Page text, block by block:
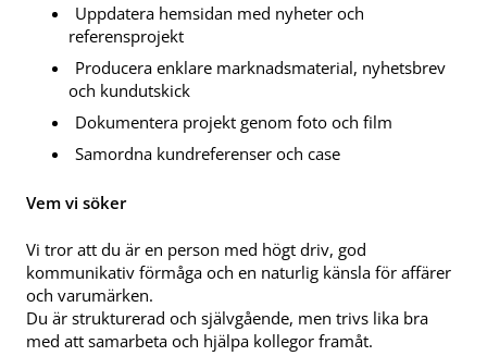
Uppdatera hemsidan med nyheter och
referensprojekt
Producera enklare marknadsmaterial, nyhetsbrev
och kundutskick
Dokumentera projekt genom foto och film
Samordna kundreferenser och case
Vem vi söker
Vi tror att du är en person med högt driv, god
kommunikativ förmåga och en naturlig känsla för affärer
och varumärken.
Du är strukturerad och självgående, men trivs lika bra
med att samarbeta och hjälpa kollegor framåt.